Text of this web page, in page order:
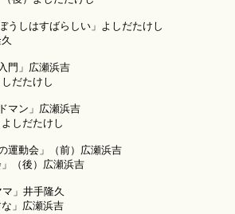
うしはすばらしい」よしだたけし
門」広瀬浜吉
だたけし
マン」広瀬浜吉
しだたけし
運動会」（前）広瀬浜吉
」（後）広瀬浜吉
」井手隆久
な」広瀬浜吉